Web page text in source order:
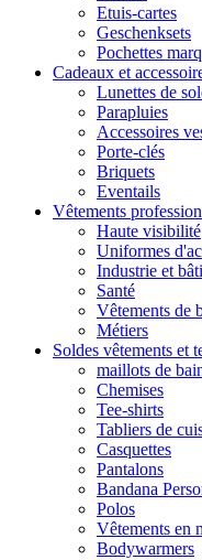
Etuis-cartes
Geschenksets
Pochettes
Cadeaux et
Lunettes de
Parapluies
Accessoires
Porte-clés
Briquets
Eventails
Vêtements
Haute visibilité
Uniformes
Industrie et
Santé
Vêtements de
Métiers
Soldes vêtements et
maillots de
Chemises
Tee-shirts
Tabliers de
Casquettes
Pantalons
Bandana
Polos
Vêtements en
Bodywarmers